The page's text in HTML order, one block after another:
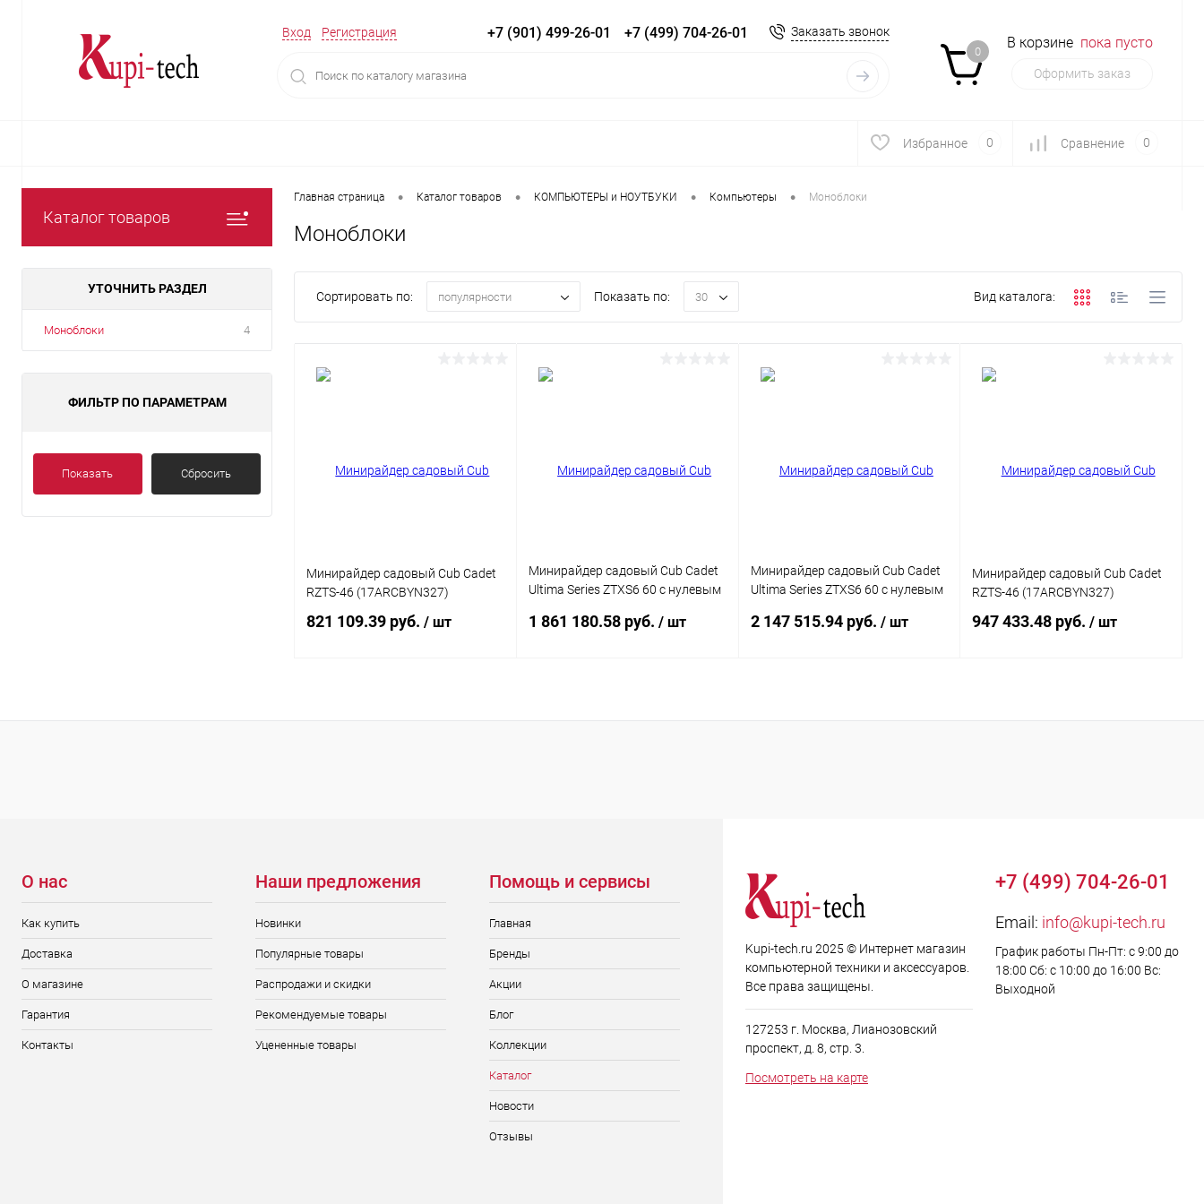
Вход Регистрация +7 (901) 499-26-01 +7 (499) 704-26-01 Заказать звонок
0
В корзине пока пусто
Оформить заказ
Избранное 0 Сравнение 0
Каталог товаров
УТОЧНИТЬ РАЗДЕЛ
Моноблоки 4
ФИЛЬТР ПО ПАРАМЕТРАМ
Показать Сбросить
Главная страница • Каталог товаров • КОМПЬЮТЕРЫ и НОУТБУКИ • Компьютеры • Моноблоки
Моноблоки
Сортировать по: популярности Показать по: 30 Вид каталога:
Минирайдер садовый Cub Cadet
RZTS-46 (17ARCBYN327)
821 109.39 руб. / шт
Минирайдер садовый Cub Cadet
Ultima Series ZTXS6 60 с нулевым
(47RICHB8A10)
1 861 180.58 руб. / шт
Минирайдер садовый Cub Cadet
Ultima Series ZTXS6 60 с нулевым
(47RICHB8A10)
2 147 515.94 руб. / шт
Минирайдер садовый Cub Cadet
RZTS-46 (17ARCBYN327)
947 433.48 руб./ шт
О нас
Как купить
Доставка
О магазине
Гарантия
Контакты
Наши предложения
Новинки
Популярные товары
Распродажи и скидки
Рекомендуемые товары
Уцененные товары
Помощь и сервисы
Главная
Бренды
Акции
Блог
Коллекции
Каталог
Новости
Отзывы
Kupi-tech.ru 2025 © Интернет магазин
компьютерной техники и аксессуаров.
Все права защищены.
127253 г. Москва, Лианозовский
проспект, д. 8, стр. 3.
Посмотреть на карте
+7 (499) 704-26-01
Email: info@kupi-tech.ru
График работы Пн-Пт: с 9:00 до
18:00 Сб: с 10:00 до 16:00 Вс:
Выходной